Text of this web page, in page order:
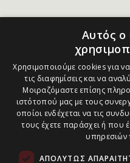
Αυτός ο
Χρησιμοποιούμε cookies για
τις διαφημίσεις και να
Μοιραζόμαστε επίσης
ιστότοπού μας με τους
οποίοι ενδέχεται να τις
τους έχετε παράσχει ή που
υπηρεσιών
ΑΠΟΛΎΤΩΣ